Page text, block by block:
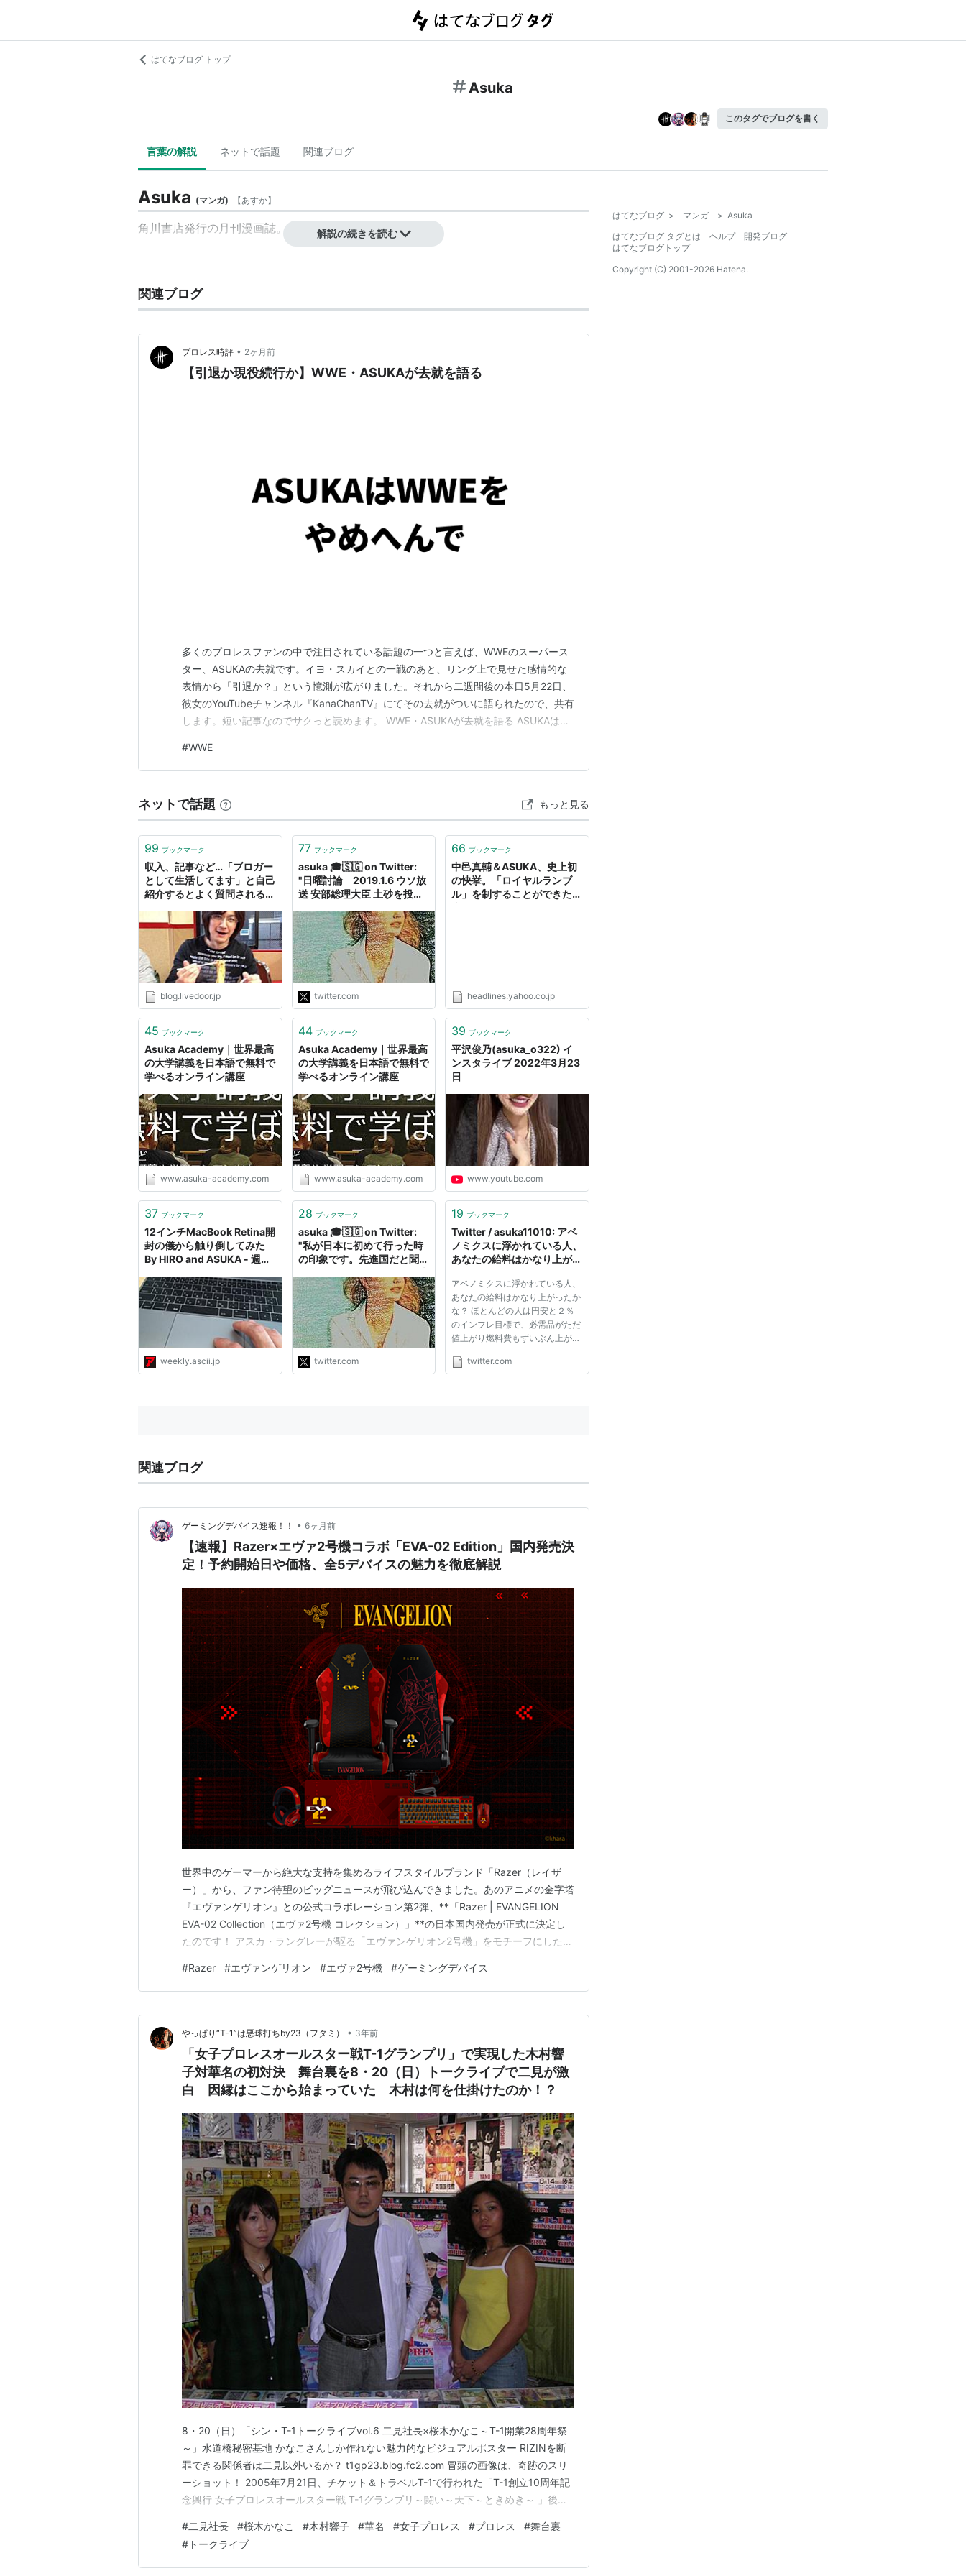
はてなブログ トップ
Asuka
このタグでブログを書く
言葉の解説 ネットで話題 関連ブログ
Asuka (マンガ) 【あすか】
角川書店発行の月刊漫画誌。「 月刊Asuka」参照。
解説の続きを読む
関連ブログ
プロレス時評 • 2ヶ月前
【引退か現役続行か】WWE・ASUKAが去就を語る
多くのプロレスファンの中で注目されている話題の一つと言えば、WWEのスーパース
ター、ASUKAの去就です。イヨ・スカイとの一戦のあと、リング上で見せた感情的な
表情から「引退か？」という憶測が広がりました。それから二週間後の本日5月22日、
彼女のYouTubeチャンネル『KanaChanTV』にてその去就がついに語られたので、共有
します。短い記事なのでサクっと読めます。 WWE・ASUKAが去就を語る ASUKAは
は… WWEから去りません 今もWWEに所属してます 個人的な事情でWWEのリング上か
ら離れ…
#WWE
ネットで話題 もっと見る
99 ブックマーク
収入、記事など…「ブロガー
として生活してます」と自己
紹介するとよく質問されるベ
（@asuka_xp 編） : め〜ん
ずスタジオ
blog.livedoor.jp
77 ブックマーク
asuka 🎓️🇸🇬 on Twitter:
"日曜討論 2019.1.6 ウソ放
送 安部総理大臣 土砂を投入
あそこのサンゴについては、
これは移しております。 希
少生物は他の海に移してると
ころです。 😂辺野古の珊瑚
や海洋生物を他に移す作業を
しながら…
https://t.co/HPMnu0UfiZ"
twitter.com
66 ブックマーク
中邑真輔＆ASUKA、史上初
の快挙。「ロイヤルランブ
ル」を制することができた理
headlines.yahoo.co.jp
45 ブックマーク
Asuka Academy｜世界最高
の大学講義を日本語で無料で
学べるオンライン講座
www.asuka-academy.com
44 ブックマーク
Asuka Academy｜世界最高
の大学講義を日本語で無料で
学べるオンライン講座
www.asuka-academy.com
39 ブックマーク
平沢俊乃(asuka_o322) イ
ンスタライブ 2022年3月23
日
www.youtube.com
37 ブックマーク
12インチMacBook Retina開
封の儀から触り倒してみた
By HIRO and ASUKA - 週刊
weekly.ascii.jp
28 ブックマーク
asuka 🎓️🇸🇬 on Twitter:
"私が日本に初めて行った時
の印象です。先進国だと聞い
人が思い込んでるだけでウソ
でした。一番驚いたのは医療
です。例えば日本の歯科医療
は４０年以上前の医療しか保
険適用が無く自由診療が多く
コンビニより歯医者が多く、
日本人は歯が壊れている人達
twitter.com
19 ブックマーク
Twitter / asuka11010: アベ
ノミクスに浮かれている人、
あなたの給料はかなり上がっ
アベノミクスに浮かれている人、
あなたの給料はかなり上がったか
な？ ほとんどの人は円安と２％
のインフレ目標で、必需品がただ
値上がり燃料費もずいぶん上がっ
たね。 来月から国民年金保険料
も上がり、消費税増税なども控え
twitter.com
関連ブログ
ゲーミングデバイス速報！！ • 6ヶ月前
【速報】Razer×エヴァ2号機コラボ「EVA-02 Edition」国内発売決
定！予約開始日や価格、全5デバイスの魅力を徹底解説
世界中のゲーマーから絶大な支持を集めるライフスタイルブランド「Razer（レイザ
ー）」から、ファン待望のビッグニュースが飛び込んできました。あのアニメの金字塔
『エヴァンゲリオン』との公式コラボレーション第2弾、**「Razer | EVANGELION
EVA-02 Collection（エヴァ2号機 コレクション）」**の日本国内発売が正式に決定し
たのです！ アスカ・ラングレーが駆る「エヴァンゲリオン2号機」をモチーフにしたこ
に“シンクロ率100%”の仕上がり。今回は、本日2月19日から予約が開始される全5アイ
テムの…
#Razer #エヴァンゲリオン #エヴァ2号機 #ゲーミングデバイス
やっぱり“T-1”は悪球打ちby23（フタミ） • 3年前
「女子プロレスオールスター戦T-1グランプリ」で実現した木村響
子対華名の初対決 舞台裏を8・20（日）トークライブで二見が激
白 因縁はここから始まっていた 木村は何を仕掛けたのか！？
8・20（日）「シン・T-1トークライブvol.6 二見社長×桜木かなこ～T-1開業28周年祭
～」水道橋秘密基地 かなこさんしか作れない魅力的なビジュアルポスター RIZINを断
罪できる関係者は二見以外いるか？ t1gp23.blog.fc2.com 冒頭の画像は、奇跡のスリ
ーショット！ 2005年7月21日、チケット＆トラベルT-1で行われた「T-1創立10周年記
念興行 女子プロレスオールスター戦 T-1グランプリ～闘い～天下～ときめき～ 」後楽
子。二見vs華名、二見vs木村、華名vs木村、それぞれ因縁がある。…
#二見社長 #桜木かなこ #木村響子 #華名 #女子プロレス #プロレス #舞台裏
# トークライブ
はてなブログ > マンガ > Asuka
はてなブログ タグとは
ヘルプ
開発ブログ
はてなブログトップ
Copyright (C) 2001-2026 Hatena.